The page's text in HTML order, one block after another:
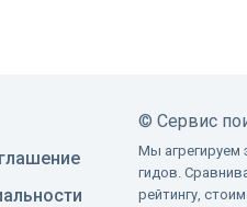
© Сервис
Мы агрегируем
гидов.
рейтингу,